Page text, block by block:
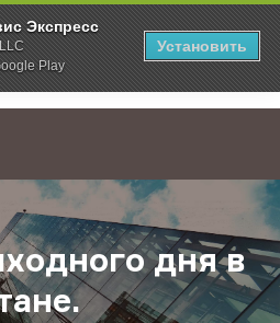
Экспресс
Play
Установить
Перенос выходного дня в
дня в